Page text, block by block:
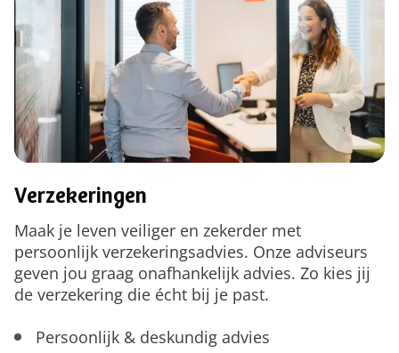
Verzekeringen
Maak je leven veiliger en zekerder met
persoonlijk verzekeringsadvies. Onze adviseurs
geven jou graag onafhankelijk advies. Zo kies jij
de verzekering die écht bij je past.
Persoonlijk & deskundig advies